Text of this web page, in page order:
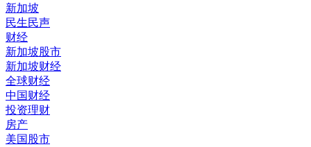
新加坡
民生民声
财经
新加坡股市
新加坡财经
全球财经
中国财经
投资理财
房产
美国股市